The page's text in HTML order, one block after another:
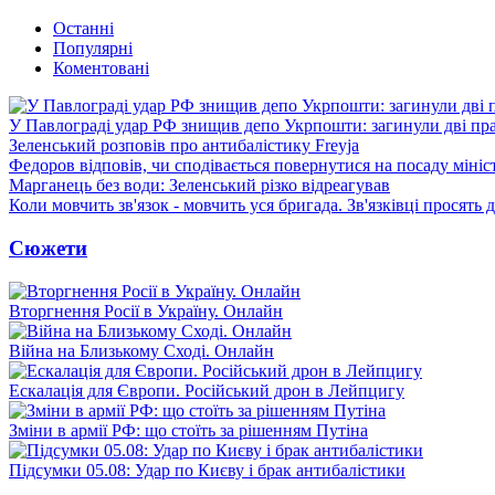
Останні
Популярні
Коментовані
У Павлограді удар РФ знищив депо Укрпошти: загинули дві
Зеленський розповів про антибалістику Freyja
Федоров відповів, чи сподівається повернутися на посаду
Марганець без води: Зеленський різко відреагував
Коли мовчить зв'язок - мовчить уся бригада. Зв'язківці просять
Сюжети
Вторгнення Росії в Україну. Онлайн
Війна на Близькому Сході. Онлайн
Ескалація для Європи. Російський дрон в Лейпцигу
Зміни в армії РФ: що стоїть за рішенням Путіна
Підсумки 05.08: Удар по Києву і брак антибалістики